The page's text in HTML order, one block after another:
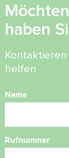
haben
helfen
Name
Rufnummer